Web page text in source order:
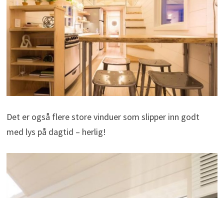
Det er også flere store vinduer som slipper inn godt
med lys på dagtid – herlig!